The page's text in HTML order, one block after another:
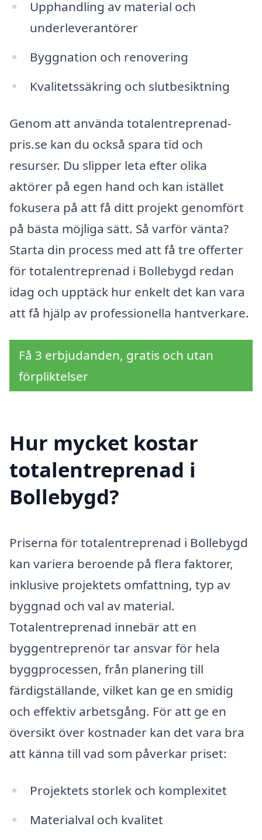
Upphandling av material och
underleverantörer
Byggnation och renovering
Kvalitetssäkring och slutbesiktning
Genom att använda totalentreprenad-
pris.se kan du också spara tid och
resurser. Du slipper leta efter olika
aktörer på egen hand och kan istället
fokusera på att få ditt projekt genomfört
på bästa möjliga sätt. Så varför vänta?
Starta din process med att få tre offerter
för totalentreprenad i Bollebygd redan
idag och upptäck hur enkelt det kan vara
att få hjälp av professionella hantverkare.
Få 3 erbjudanden, gratis och utan
förpliktelser
Hur mycket kostar
totalentreprenad i
Bollebygd?
Priserna för totalentreprenad i Bollebygd
kan variera beroende på flera faktorer,
inklusive projektets omfattning, typ av
byggnad och val av material.
Totalentreprenad innebär att en
byggentreprenör tar ansvar för hela
byggprocessen, från planering till
färdigställande, vilket kan ge en smidig
och effektiv arbetsgång. För att ge en
översikt över kostnader kan det vara bra
att känna till vad som påverkar priset:
Projektets storlek och komplexitet
Materialval och kvalitet